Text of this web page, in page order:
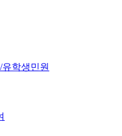
학생민원